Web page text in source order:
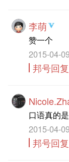
李萌
赞一个
2015-04-
邦号回复
口语真的
2015-04-
邦号回复